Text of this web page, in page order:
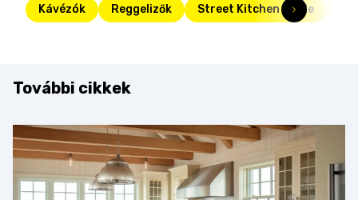
Kávézók Reggelizők Street Kitchen Guide
További cikkek